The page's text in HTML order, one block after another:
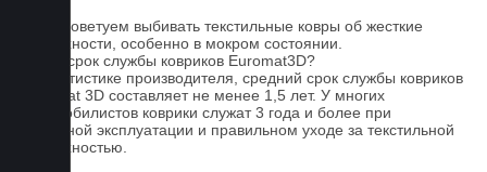
5. Не советуем выбивать текстильные ковры об жесткие
поверхности, особенно в мокром состоянии.
Какой срок службы ковриков Euromat3D?
По статистике производителя, средний срок службы ковриков
Euromat 3D составляет не менее 1,5 лет. У многих
автомобилистов коврики служат 3 года и более при
бережной эксплуатации и правильном уходе за текстильной
поверхностью.